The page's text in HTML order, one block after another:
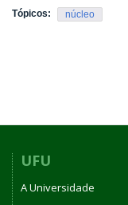
Tópicos: núcleo
UFU
A Universidade